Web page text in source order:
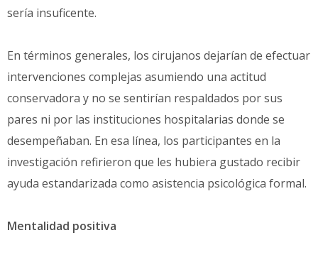
sería insuficente.
En términos generales, los cirujanos dejarían de efectuar
intervenciones complejas asumiendo una actitud
conservadora y no se sentirían respaldados por sus
pares ni por las instituciones hospitalarias donde se
desempeñaban. En esa línea, los participantes en la
investigación refirieron que les hubiera gustado recibir
ayuda estandarizada como asistencia psicológica formal.
Mentalidad positiva